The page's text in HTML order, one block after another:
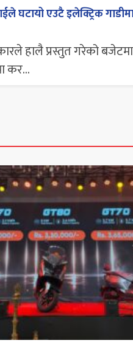
घटायो एउटै इलेक्ट्रिक
हालै प्रस्तुत गरेको
कर...